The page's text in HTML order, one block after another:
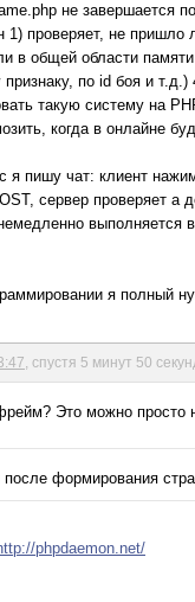
не завершается
1) проверяет, не
в общей области
признаку, по id боя и
такую систему на
когда в онлайне
я пишу чат: клиент
сервер проверяет
выполняется
я полный
, спустя 5 минут 50
Это можно просто
после формирования
phpdaemon.net/